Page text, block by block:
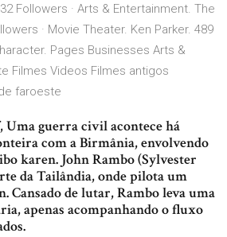
Followers · Arts & Entertainment. The
· Movie Theater. Ken Parker. 489
Pages Businesses Arts &
Filmes Videos Filmes antigos
faroeste
Uma guerra civil acontece há
com a Birmânia, envolvendo
karen. John Rambo (Sylvester
da Tailândia, onde pilota um
Cansado de lutar, Rambo leva uma
apenas acompanhando o fluxo